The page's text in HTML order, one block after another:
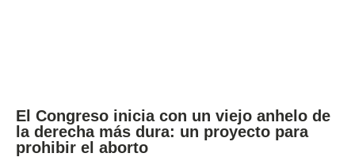
El Congreso inicia con un viejo anhelo de
la derecha más dura: un proyecto para
prohibir el aborto